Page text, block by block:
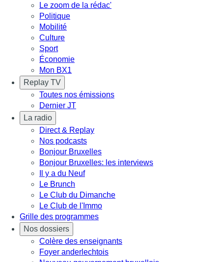
Le zoom de la rédac'
Politique
Mobilité
Culture
Sport
Économie
Mon BX1
Replay TV
Toutes nos émissions
Dernier JT
La radio
Direct & Replay
Nos podcasts
Bonjour Bruxelles
Bonjour Bruxelles: les interviews
Il y a du Neuf
Le Brunch
Le Club du Dimanche
Le Club de l'Immo
Grille des programmes
Nos dossiers
Colère des enseignants
Foyer anderlechtois